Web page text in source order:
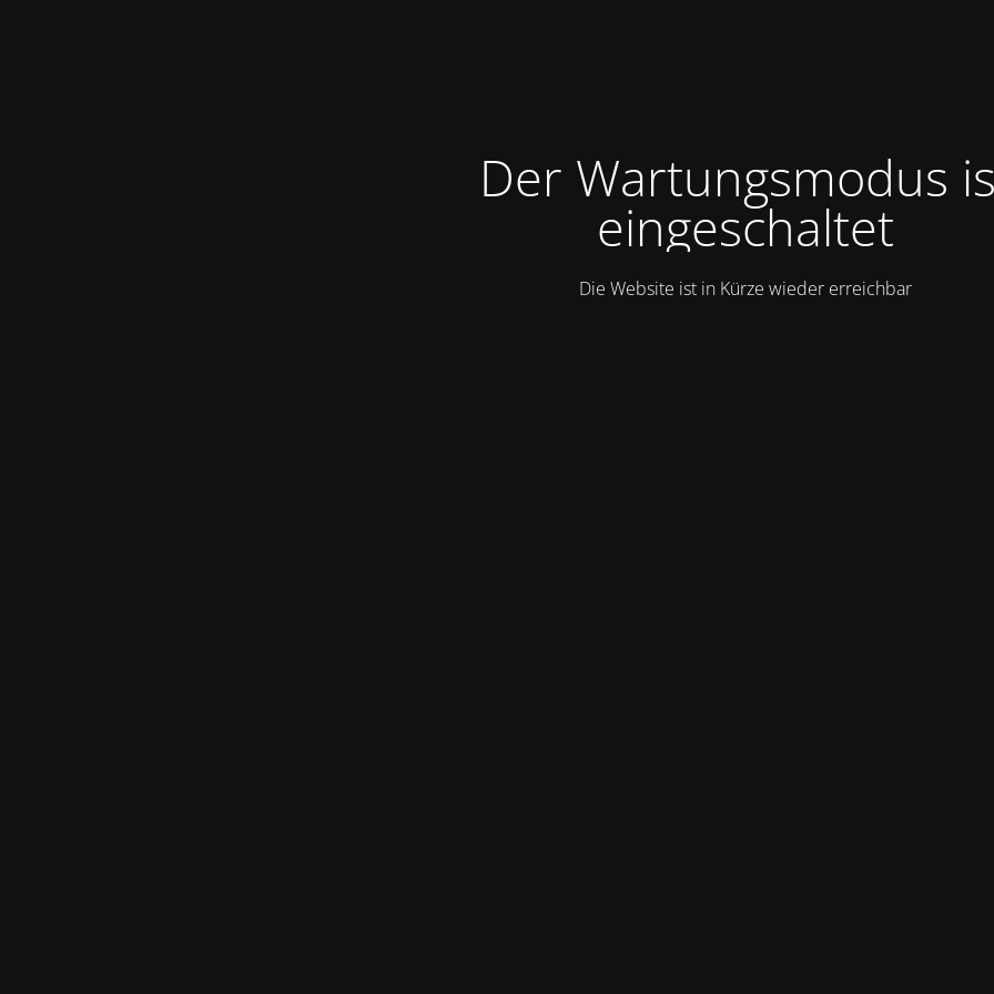
Der Wartungsmodus
eingeschaltet
Die Website ist in Kürze wieder erreichbar